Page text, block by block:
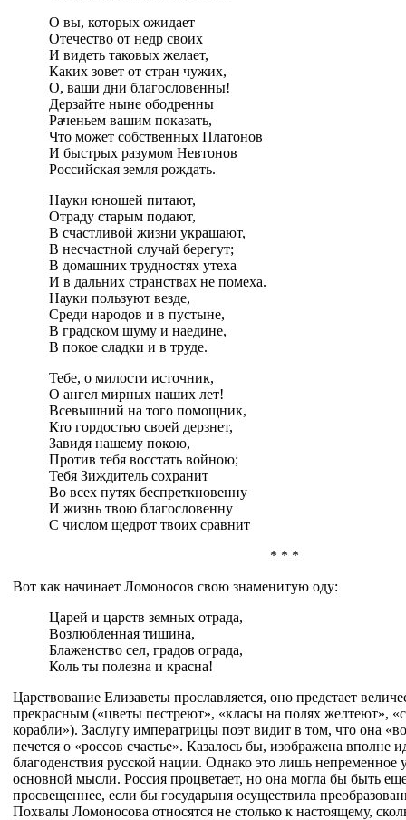
О вы, которых ожидает
Отечество от недр своих
И видеть таковых желает,
Каких зовет от стран чужих,
О, ваши дни благословенны!
Дерзайте ныне ободренны
Раченьем вашим показать,
Что может собственных Платонов
И быстрых разумом Невтонов
Российская земля рождать.
Науки юношей питают,
Отраду старым подают,
В счастливой жизни украшают,
В несчастной случай берегут;
В домашних трудностях утеха
И в дальних странствах не помеха.
Науки пользуют везде,
Среди народов и в пустыне,
В градском шуму и наедине,
В покое сладки и в труде.
Тебе, о милости источник,
О ангел мирных наших лет!
Всевышний на того помощник,
Кто гордостью своей дерзнет,
Завидя нашему покою,
Против тебя восстать войною;
Тебя Зиждитель сохранит
Во всех путях беспреткновенну
И жизнь твою благословенну
С числом щедрот твоих сравнит
* * *
Вот как начинает Ломоносов свою знаменитую оду:
Царей и царств земных отрада,
Возлюбленная тишина,
Блаженство сел, градов ограда,
Коль ты полезна и красна!
Царствование Елизаветы прославляется, оно предстает
прекрасным («цветы пестреют», «класы на полях желтеют»,
корабли»). Заслугу императрицы поэт видит в том, что она
печется о «россов счастье». Казалось бы, изображена вполне
благоденствия русской нации. Однако это лишь непременное
основной мысли. Россия процветает, но она могла бы быть
просвещеннее, если бы государыня осуществила
Похвалы Ломоносова относятся не столько к настоящему,